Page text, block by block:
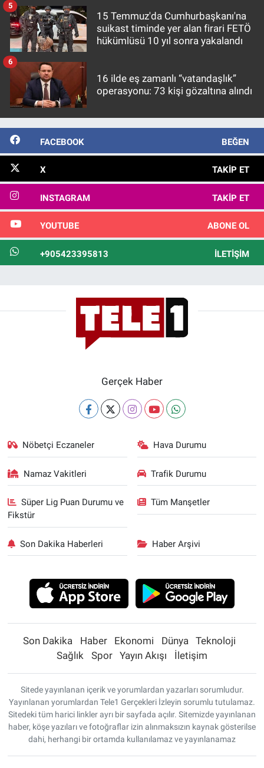
15 Temmuz'da Cumhurbaşkanı'na
suikast timinde yer alan firari FETÖ
hükümlüsü 10 yıl sonra yakalandı
5
16 ilde eş zamanlı “vatandaşlık”
operasyonu: 73 kişi gözaltına alındı
6
FACEBOOK BEĞEN
X TAKIP ET
INSTAGRAM TAKIP ET
YOUTUBE ABONE OL
+905423395813 İLETIŞIM
Gerçek Haber
Nöbetçi Eczaneler Hava Durumu
Namaz Vakitleri Trafik Durumu
Süper Lig Puan Durumu ve
Fikstür
Tüm Manşetler
Son Dakika Haberleri Haber Arşivi
Son Dakika Haber Ekonomi Dünya
Teknoloji
Sağlık
Spor Yayın Akışı İletişim
Sitede yayınlanan içerik ve yorumlardan yazarları sorumludur.
Yayınlanan yorumlardan Tele1 Gerçekleri İzleyin sorumlu tutulamaz.
Sitedeki tüm harici linkler ayrı bir sayfada açılır. Sitemizde yayınlanan
haber, köşe yazıları ve fotoğraflar izin alınmaksızın kaynak gösterilse
dahi, herhangi bir ortamda kullanılamaz ve yayınlanamaz